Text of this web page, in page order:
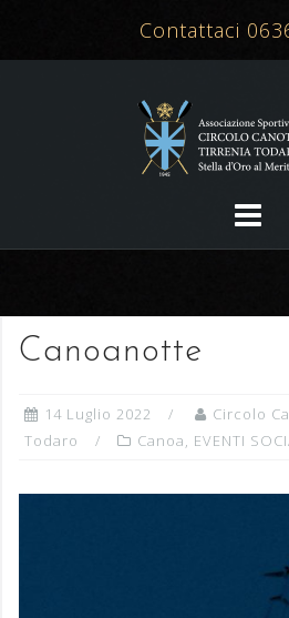
Contattaci
Canoanotte
14 Luglio 2022
Circolo
Todaro
Canoa, EVENTI